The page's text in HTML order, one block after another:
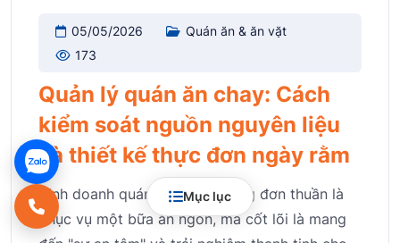
Mục lục
05/05/2026
Quán ăn & ăn vặt
173
Quản lý quán ăn chay: Cách
kiểm soát nguồn nguyên liệu
và thiết kế thực đơn ngày rằm
Kinh doanh quán ăn chay không đơn thuần là
phục vụ một bữa ăn ngon, mà cốt lõi là mang